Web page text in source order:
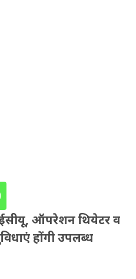
ऑपरेशन थियेटर व
होंगी उपलब्ध